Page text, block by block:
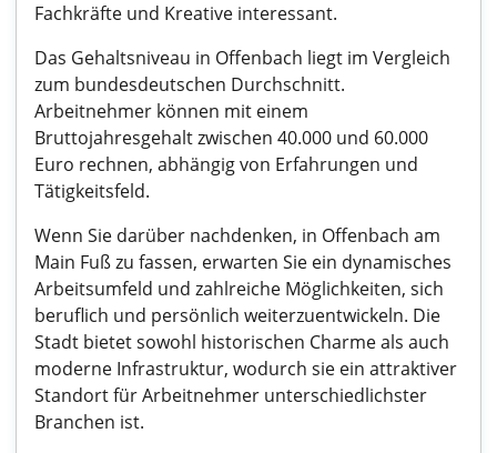
Fachkräfte und Kreative interessant.
Das Gehaltsniveau in Offenbach liegt im Vergleich
zum bundesdeutschen Durchschnitt.
Arbeitnehmer können mit einem
Bruttojahresgehalt zwischen 40.000 und 60.000
Euro rechnen, abhängig von Erfahrungen und
Tätigkeitsfeld.
Wenn Sie darüber nachdenken, in Offenbach am
Main Fuß zu fassen, erwarten Sie ein dynamisches
Arbeitsumfeld und zahlreiche Möglichkeiten, sich
beruflich und persönlich weiterzuentwickeln. Die
Stadt bietet sowohl historischen Charme als auch
moderne Infrastruktur, wodurch sie ein attraktiver
Standort für Arbeitnehmer unterschiedlichster
Branchen ist.